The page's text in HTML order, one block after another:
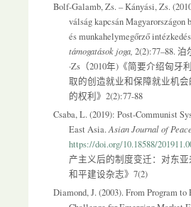
Bolf-Galamb, Zs. – Kányási, Zs.
válság kapcsán
és munkahelymegőrző
támogatások joga, 2(2):77–88.
·Zs（2010年)《简要介绍匈
取的创造就业和保障就业机
的权利》2(2):77-88
Csaba, L. (2019): Post-Communist
East Asia.Asian Journal of
https://doi.org/10.18588/
产主义后的制度变迁：对东
和平建设杂志》7(2)
Diamond, J. (2003). From Program